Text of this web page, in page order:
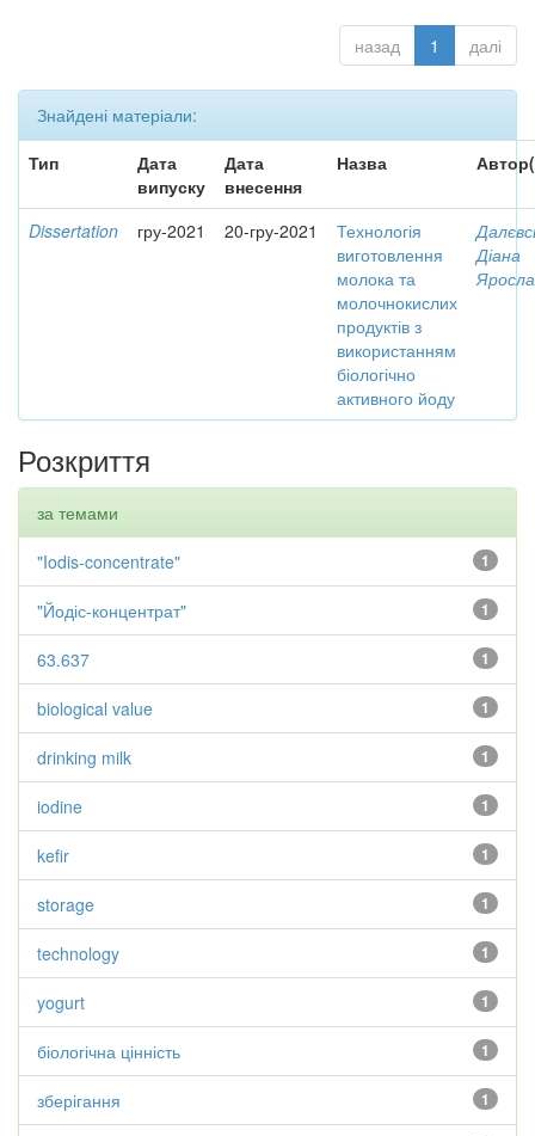
назад 1 далі
Знайдені матеріали:
Тип
Дата
випуску
Дата
внесення
Назва
Dissertation гру-2021 20-гру-2021
Технологія
виготовлення
молока та
молочнокислих
продуктів з
використанням
біологічно
активного йоду
Діана
Розкриття
за темами
1
"Iodis-concentrate"
1
"Йодіс-концентрат"
1
63.637
1
biological value
1
drinking milk
1
iodine
1
kefir
1
storage
1
technology
1
yogurt
1
біологічна цінність
1
зберігання